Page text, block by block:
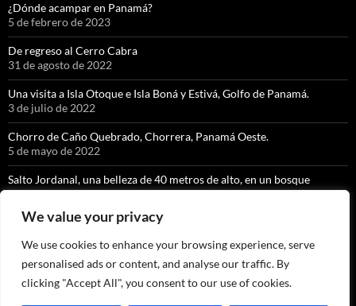
We value your privacy
We use cookies to enhance your browsing experience, serve
personalised ads or content, and analyse our traffic. By
clicking "Accept All", you consent to our use of cookies.
¿Dónde acampar en Panamá?
5 de febrero de 2023
De regreso al Cerro Cabra
31 de agosto de 2022
Una visita a Isla Otoque e Isla Boná y Estivá, Golfo de Panamá.
3 de julio de 2022
Chorro de Caño Quebrado, Chorrera, Panamá Oeste.
5 de mayo de 2022
Salto Jordanal, una belleza de 40 metros de alto, en un bosque
nuboso exquisito.
Ngäbe Buglé
9 de marzo de 2022